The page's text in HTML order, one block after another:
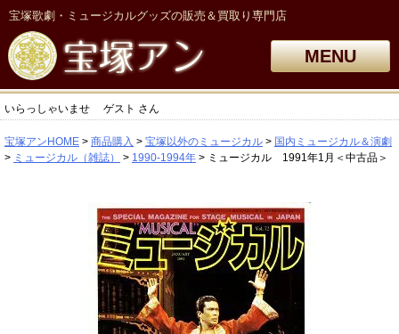
宝塚歌劇・ミュージカルグッズの販売＆買取り専門店
MENU
いらっしゃいませ ゲスト さん
宝塚アンHOME 商品購入 宝塚以外のミュージカル
国内ミュージカル＆演劇
ミュージカル（雑誌）
1990-1994年 ミュージカル 1991年1月＜中古品＞